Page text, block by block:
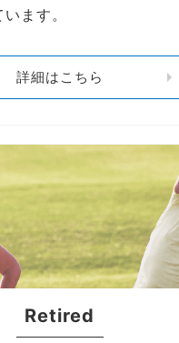
ます。
詳細はこちら
Retired